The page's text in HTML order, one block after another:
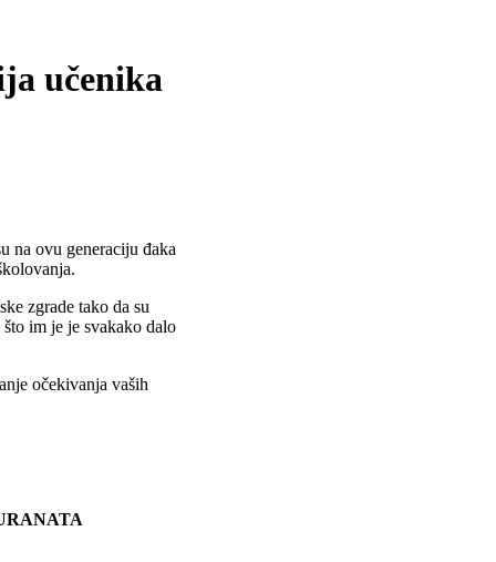
učenika
na ovu generaciju đaka
zgrade tako da su
im je je svakako dalo
očekivanja vaših